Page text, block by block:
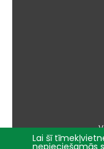
Lai šī
nepieciešamās